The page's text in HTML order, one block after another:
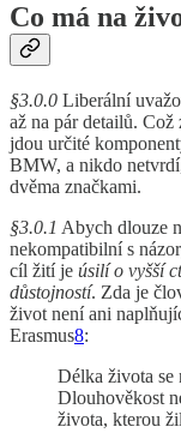
Co má na
§3.0.0 Liberální
až na pár detailů. Což
jdou určité
BMW, a nikdo
dvěma značkami.
§3.0.1 Abych dlouze
nekompatibilní s
cíl žití je úsilí o vyšší
důstojností. Zda je
život není ani
Erasmus8:
Délka života se
Dlouhověkost
života, kterou